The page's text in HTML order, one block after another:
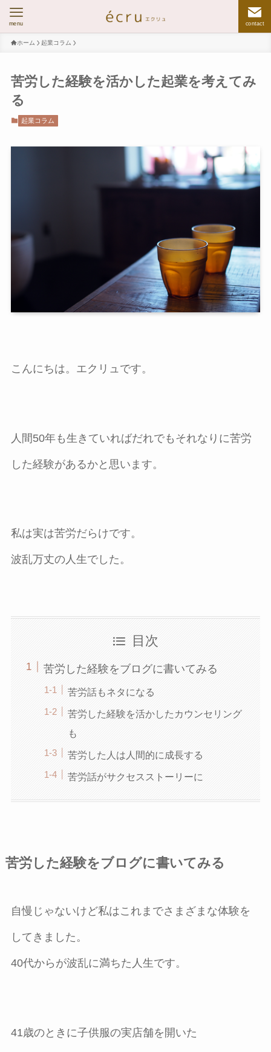
contact
menu
ホーム 起業コラム
苦労した経験を活かした起業を考えてみ
る
起業コラム
こんにちは。エクリュです。
人間50年も生きていればだれでもそれなりに苦労
した経験があるかと思います。
私は実は苦労だらけです。
波乱万丈の人生でした。
目次
苦労した経験をブログに書いてみる
苦労話もネタになる
苦労した経験を活かしたカウンセリング
も
苦労した人は人間的に成長する
苦労話がサクセスストーリーに
苦労した経験をブログに書いてみる
自慢じゃないけど私はこれまでさまざまな体験を
してきました。
40代からが波乱に満ちた人生です。
41歳のときに子供服の実店舗を開いた